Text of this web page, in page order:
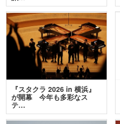
『スタクラ 2026 in 横浜』
が開幕 今年も多彩なス
テ…